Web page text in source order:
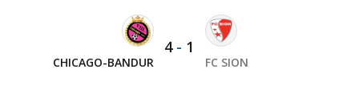
CHICAGO-BANDUR
4- 1
FC SION